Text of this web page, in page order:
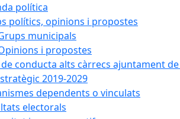
política
polítics, opinions i propostes
municipals
i propostes
de conducta alts càrrecs ajuntament
2019-2029
dependents o vinculats
electorals